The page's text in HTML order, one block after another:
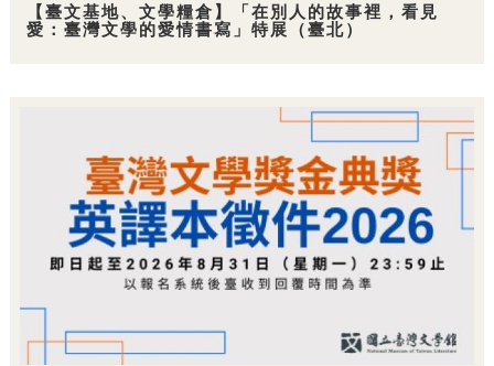
【臺文基地、文學糧倉】「在別人的故事裡，看見
愛：臺灣文學的愛情書寫」特展（臺北）